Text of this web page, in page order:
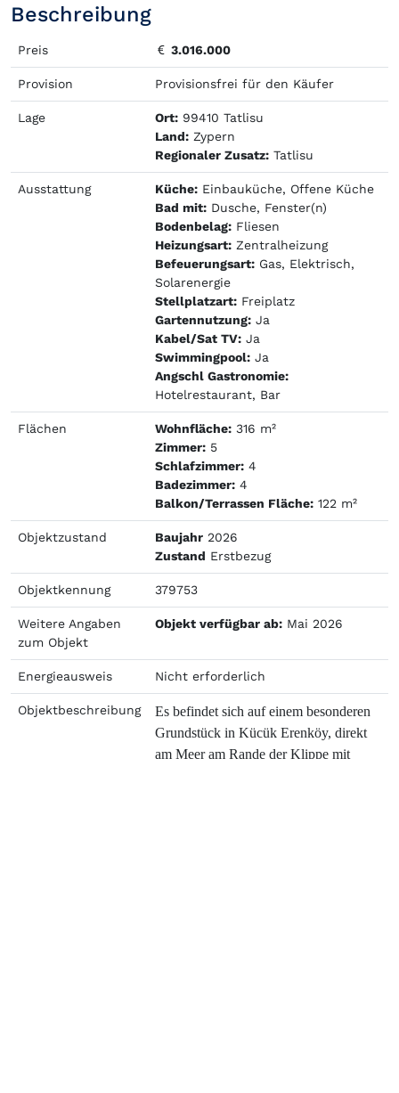
Beschreibung
Preis 3.016.000
Provision Provisionsfrei für den Käufer
Lage Ort: 99410 Tatlisu
Land: Zypern
Regionaler Zusatz: Tatlisu
Ausstattung Küche: Einbauküche, Offene Küche
Bad mit: Dusche, Fenster(n)
Bodenbelag: Fliesen
Heizungsart: Zentralheizung
Befeuerungsart: Gas, Elektrisch,
Solarenergie
Stellplatzart: Freiplatz
Gartennutzung: Ja
Kabel/Sat TV: Ja
Swimmingpool: Ja
Angschl Gastronomie:
Hotelrestaurant, Bar
Flächen Wohnfläche: 316 m²
Zimmer: 5
Schlafzimmer: 4
Badezimmer: 4
Balkon/Terrassen Fläche: 122 m²
Objektzustand Baujahr 2026
Zustand Erstbezug
Objektkennung 379753
Weitere Angaben
zum Objekt
Objekt verfügbar ab: Mai 2026
Energieausweis Nicht erforderlich
Objektbeschreibung
Es befindet sich auf einem besonderen
Grundstück in Kücük Erenköy, direkt
am Meer am Rande der Klippe mit